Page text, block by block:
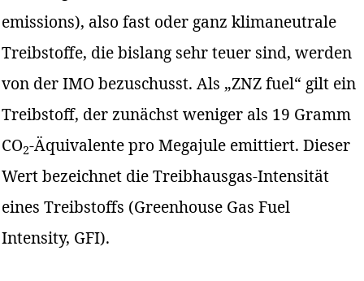
emissions), also fast oder ganz klimaneutrale
Treibstoffe, die bislang sehr teuer sind, werden
von der IMO bezuschusst. Als „ZNZ fuel“ gilt ein
Treibstoff, der zunächst weniger als 19 Gramm
CO2-Äquivalente pro Megajule emittiert. Dieser
Wert bezeichnet die Treibhausgas-Intensität
eines Treibstoffs (Greenhouse Gas Fuel
Intensity, GFI).